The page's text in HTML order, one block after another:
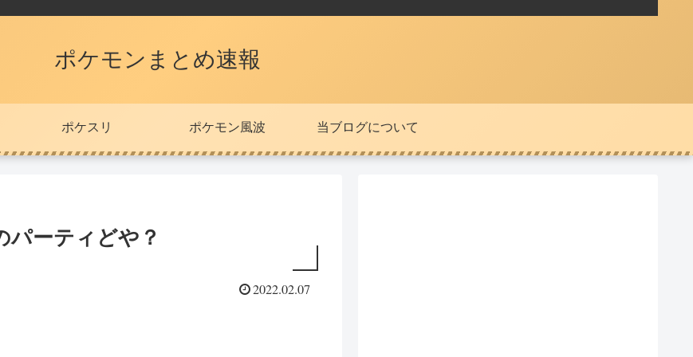
ポケモンまとめ速報
ポケスリ ポケモン風波 当ブログについて
パーティどや？
2022.02.07